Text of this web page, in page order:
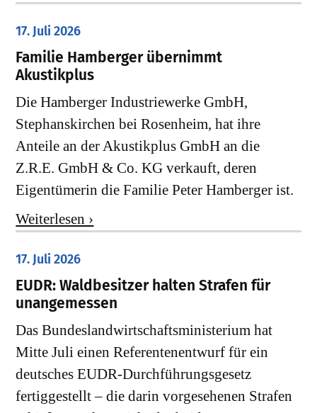
17. Juli 2026
Familie Hamberger übernimmt
Akustikplus
Die Hamberger Industriewerke GmbH,
Stephanskirchen bei Rosenheim, hat ihre
Anteile an der Akustikplus GmbH an die
Z.R.E. GmbH & Co. KG verkauft, deren
Eigentümerin die Familie Peter Hamberger ist.
Weiterlesen ›
17. Juli 2026
EUDR: Waldbesitzer halten Strafen für
unangemessen
Das Bundeslandwirtschaftsministerium hat
Mitte Juli einen Referentenentwurf für ein
deutsches EUDR-Durchführungsgesetz
fertiggestellt – die darin vorgesehenen Strafen